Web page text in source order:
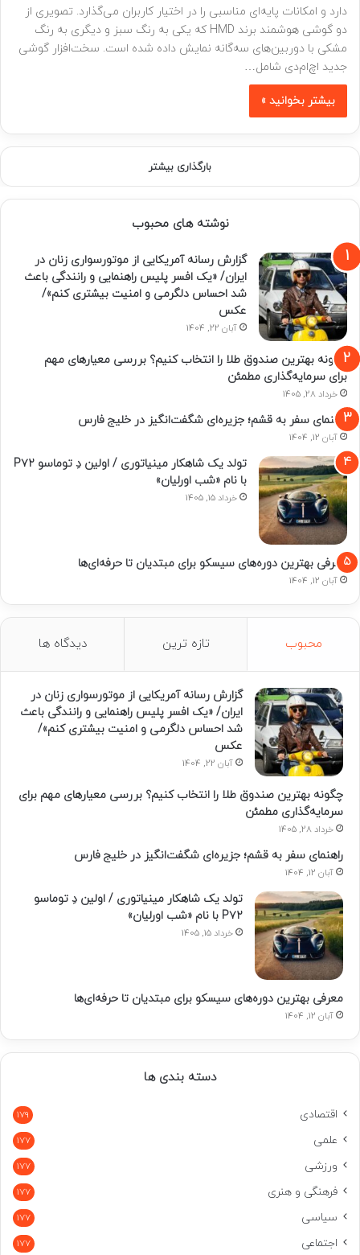
دارد و امکانات پایه‌ای مناسبی را در اختیار کاربران می‌گذارد. تصویری از
دو گوشی هوشمند برند HMD که یکی به رنگ سبز و دیگری به رنگ
مشکی با دوربین‌های سه‌گانه نمایش داده شده است. سخت‌افزار گوشی
جدید اچ‌ام‌دی شامل…
بیشتر بخوانید »
بارگذاری بیشتر
نوشته های محبوب
گزارش رسانه آمریکایی از موتورسواری زنان در
ایران/ «یک افسر پلیس راهنمایی و رانندگی باعث
شد احساس دلگرمی و امنیت بیشتری کنم»/
عکس
آبان 22, 1404
چگونه بهترین صندوق طلا را انتخاب کنیم؟ بررسی معیارهای مهم
برای سرمایه‌گذاری مطمئن
خرداد 28, 1405
راهنمای سفر به قشم؛ جزیره‌ای شگفت‌انگیز در خلیج فارس
آبان 12, 1404
تولد یک شاهکار مینیاتوری / اولین دِ توماسو P۷۲
با نام «شب اورلیان»
خرداد 15, 1405
معرفی بهترین دوره‌های سیسکو برای مبتدیان تا حرفه‌ای‌ها
آبان 12, 1404
محبوب تازه ترین دیدگاه ها
گزارش رسانه آمریکایی از موتورسواری زنان در
ایران/ «یک افسر پلیس راهنمایی و رانندگی باعث
شد احساس دلگرمی و امنیت بیشتری کنم»/
عکس
آبان 22, 1404
چگونه بهترین صندوق طلا را انتخاب کنیم؟ بررسی معیارهای مهم برای
سرمایه‌گذاری مطمئن
خرداد 28, 1405
راهنمای سفر به قشم؛ جزیره‌ای شگفت‌انگیز در خلیج فارس
آبان 12, 1404
تولد یک شاهکار مینیاتوری / اولین دِ توماسو
P۷۲ با نام «شب اورلیان»
خرداد 15, 1405
معرفی بهترین دوره‌های سیسکو برای مبتدیان تا حرفه‌ای‌ها
آبان 12, 1404
دسته بندی ها
اقتصادی 179
علمی 177
ورزشی 177
فرهنگی و هنری 177
سیاسی 177
اجتماعی 177